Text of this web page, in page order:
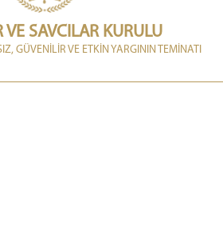
VE SAVCILAR KURULU
GÜVENİLİR VE ETKİN YARGININ TEMİNATI